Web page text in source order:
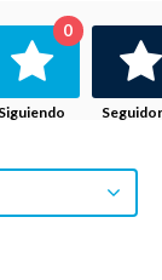
Siguiendo
0